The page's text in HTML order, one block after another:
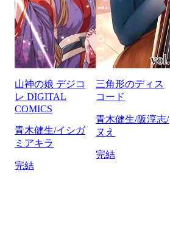
山神の娘 デジコ
レ DIGITAL
COMICS
青木健生/イシガ
ミアキラ
完結
三角形のディス
コード
青木健生/阪淳志/
ヌえ
完結